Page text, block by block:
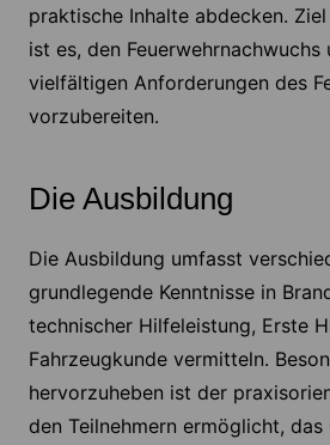
praktische Inhalte abdecken.
ist es, den
vielfältigen Anforderungen des
vorzubereiten.
Die Ausbildung
Die Ausbildung umfasst
grundlegende Kenntnisse in
technischer Hilfeleistung, Erste
Fahrzeugkunde vermitteln.
hervorzuheben ist der
den Teilnehmern ermöglicht,